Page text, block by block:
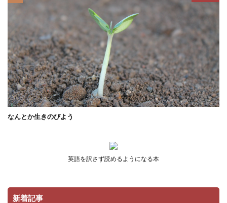
なんとか生きのびよう
英語を訳さず読めるようになる本
新着記事